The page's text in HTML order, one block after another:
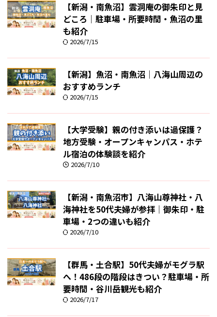
【新潟・南魚沼】雲洞庵の御朱印と見
どころ｜駐車場・所要時間・魚沼の里
も紹介
2026/7/15
【新潟】魚沼・南魚沼｜八海山周辺の
おすすめランチ
2026/7/15
【大学受験】親の付き添いは過保護？
地方受験・オープンキャンパス・ホテ
ル宿泊の体験談を紹介
2026/7/10
【新潟・南魚沼市】八海山尊神社・八
海神社を50代夫婦が参拝｜御朱印・駐
車場・2つの違いも紹介
2026/7/10
【群馬・土合駅】50代夫婦がモグラ駅
へ！486段の階段はきつい？駐車場・所
要時間・谷川岳観光も紹介
2026/7/17